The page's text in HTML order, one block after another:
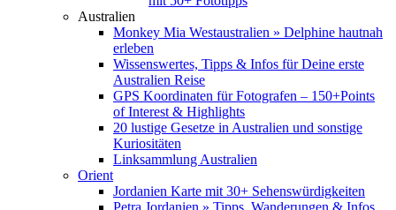
Australien
Monkey Mia Westaustralien » Delphine hautnah
erleben
Wissenswertes, Tipps & Infos für Deine erste
Australien Reise
GPS Koordinaten für Fotografen – 150+Points
of Interest & Highlights
20 lustige Gesetze in Australien und sonstige
Kuriositäten
Linksammlung Australien
Orient
Jordanien Karte mit 30+ Sehenswürdigkeiten
Petra Jordanien » Tipps, Wanderungen & Infos